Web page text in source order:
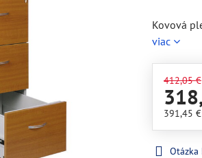
Kovová
viac
412,05 €
391,45